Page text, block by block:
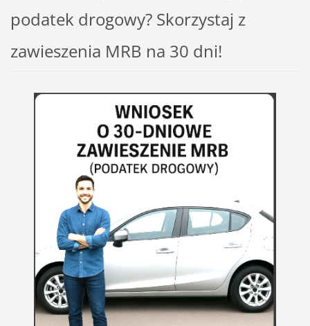
podatek drogowy? Skorzystaj z
zawieszenia MRB na 30 dni!